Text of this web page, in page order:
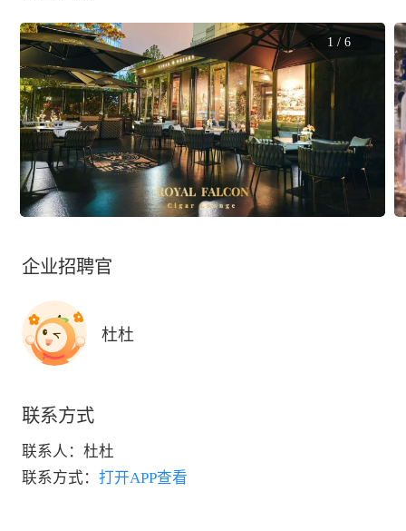
1 / 6
企业招聘官
杜杜
联系方式
联系人： 杜杜
联系方式： 打开APP查看